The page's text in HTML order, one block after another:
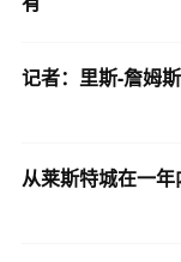
记者：里斯-詹姆
从莱斯特城在一